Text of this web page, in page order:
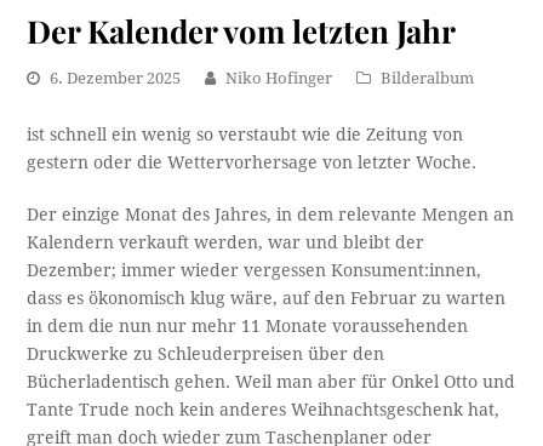
Der Kalender vom letzten Jahr
6. Dezember 2025 Niko Hofinger Bilderalbum
ist schnell ein wenig so verstaubt wie die Zeitung von
gestern oder die Wettervorhersage von letzter Woche.
Der einzige Monat des Jahres, in dem relevante Mengen an
Kalendern verkauft werden, war und bleibt der
Dezember; immer wieder vergessen Konsument:innen,
dass es ökonomisch klug wäre, auf den Februar zu warten
in dem die nun nur mehr 11 Monate voraussehenden
Druckwerke zu Schleuderpreisen über den
Bücherladentisch gehen. Weil man aber für Onkel Otto und
Tante Trude noch kein anderes Weihnachtsgeschenk hat,
greift man doch wieder zum Taschenplaner oder